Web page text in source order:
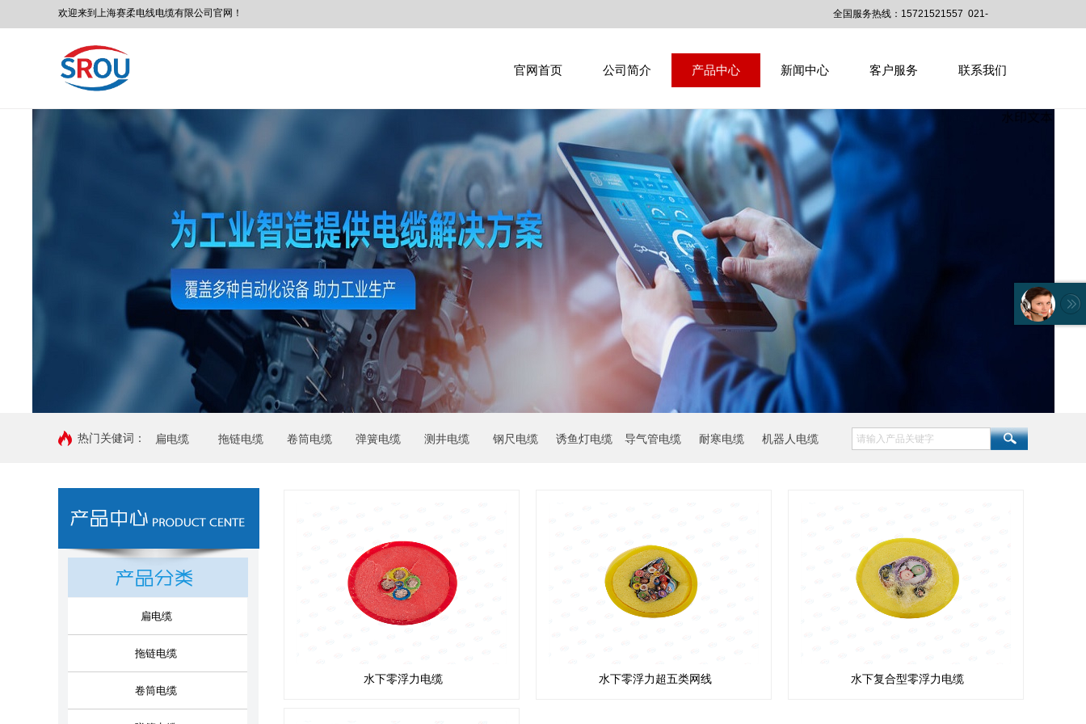
全国服务热线：15721521557 021-
欢迎来到 上海赛柔电线电缆有限公司 官网！
官网首页 公司简介 产品中心 新闻中心 客户服务 联系我们
热门关健词： 扁电缆 拖链电缆 卷筒电缆 弹簧电缆 测井电缆 钢尺电缆 诱鱼灯电缆 导气管电缆 耐寒电缆 机器人电缆
水下零浮力电缆 水下零浮力超五类网线 水下复合型零浮力电缆
扁电缆
拖链电缆
卷筒电缆